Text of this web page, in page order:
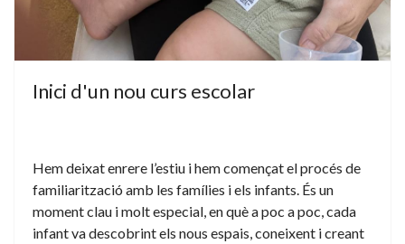
Inici d'un nou curs escolar
Hem deixat enrere l’estiu i hem començat el procés de
familiarització amb les famílies i els infants. És un
moment clau i molt especial, en què a poc a poc, cada
infant va descobrint els nous espais, coneixent i creant